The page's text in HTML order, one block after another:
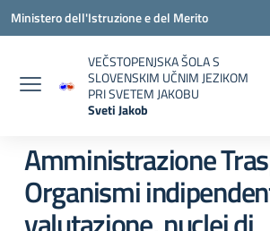
Vai ai contenuti
Vai al menu di navigazione
Vai al footer
Ministero dell'Istruzione e del Merito
VEČSTOPENJSKA ŠOLA S
SLOVENSKIM UČNIM JEZIKOM
PRI SVETEM JAKOBU
Sveti Jakob
Amministrazione
Organismi